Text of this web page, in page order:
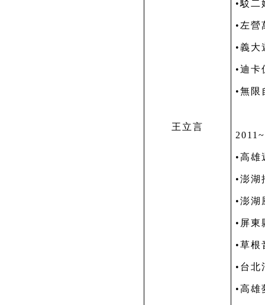
王立言
•駁二
•左營
•義
•迪卡
•無限
•高雄
•澎湖
•澎湖
•屏東
•草根
•台北
•高雄